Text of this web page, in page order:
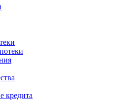
кредита